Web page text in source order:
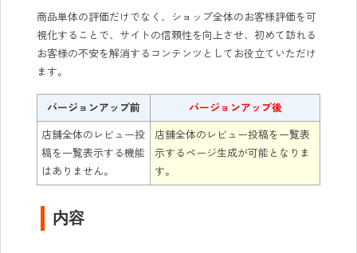
商品単体の評価だけでなく、ショップ全体のお客様評価を可
視化することで、サイトの信頼性を向上させ、初めて訪れる
お客様の不安を解消するコンテンツとしてお役立ていただけ
ます。
バージョンアップ前 バージョンアップ後
店舗全体のレビュー投
稿を一覧表示する機能
はありません。
店舗全体のレビュー投稿を一覧表
示するページ生成が可能となりま
す。
内容